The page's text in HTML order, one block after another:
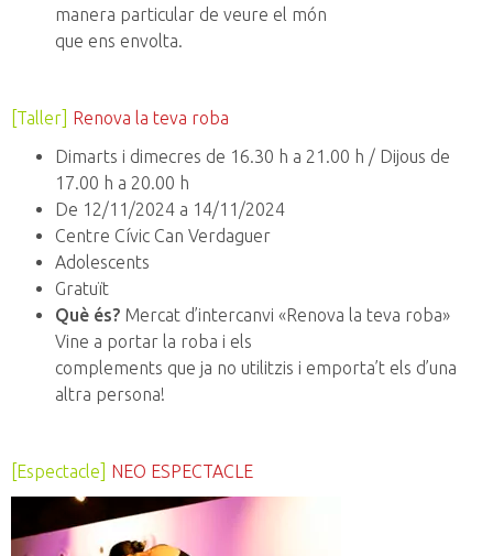
manera particular de veure el món
que ens envolta.
[Taller]
Renova la teva roba
Dimarts i dimecres de 16.30 h a 21.00 h / Dijous de
17.00 h a 20.00 h
De 12/11/2024 a 14/11/2024
Centre Cívic Can Verdaguer
Adolescents
Gratuït
Què és? Mercat d’intercanvi «Renova la teva roba»
Vine a portar la roba i els
complements que ja no utilitzis i emporta’t els d’una
altra persona!
[Espectacle] NEO ESPECTACLE